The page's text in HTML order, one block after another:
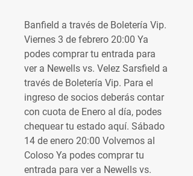
Banfield a través de Boletería Vip.
Viernes 3 de febrero 20:00 Ya
podes comprar tu entrada para
ver a Newells vs. Velez Sarsfield a
través de Boletería Vip. Para el
ingreso de socios deberás contar
con cuota de Enero al día, podes
chequear tu estado aquí. Sábado
14 de enero 20:00 Volvemos al
Coloso Ya podes comprar tu
entrada para ver a Newells vs.